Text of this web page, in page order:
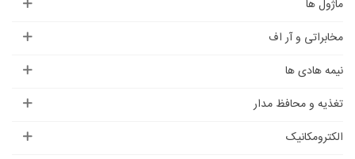
ماژول ها
مخابراتی و آر اف
نیمه هادی ها
تغذیه و محافظ مدار
الکترومکانیک